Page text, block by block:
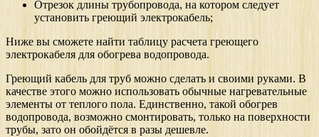
Отрезок длины трубопровода, на котором следует
установить греющий электрокабель;
Ниже вы сможете найти таблицу расчета греющего
электрокабеля для обогрева водопровода.
Греющий кабель для труб можно сделать и своими руками. В
качестве этого можно использовать обычные нагревательные
элементы от теплого пола. Единственно, такой обогрев
водопровода, возможно смонтировать, только на поверхности
трубы, зато он обойдётся в разы дешевле.